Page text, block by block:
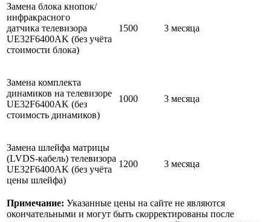
Замена блока кнопок/
инфракрасного
датчика телевизора
UE32F6400AK (без учёта
стоимости блока)
1500 3 месяца
Замена комплекта
динамиков на телевизоре
UE32F6400AK (без
стоимость динамиков)
1000 3 месяца
Замена шлейфа матрицы
(LVDS-кабель) телевизора
UE32F6400AK (без учёта
цены шлейфа)
1200 3 месяца
Примечание: Указанные цены на сайте не являются
окончательными и могут быть скорректированы после